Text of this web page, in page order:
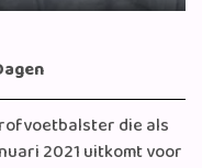
die als
2021 uitkomt voor